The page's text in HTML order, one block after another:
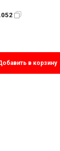
в корзину